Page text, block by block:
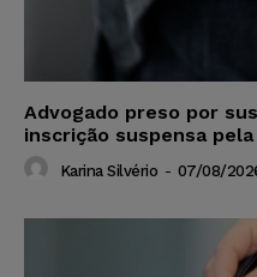
Advogado preso por
inscrição suspensa pela
Karina Silvério - 07/08/